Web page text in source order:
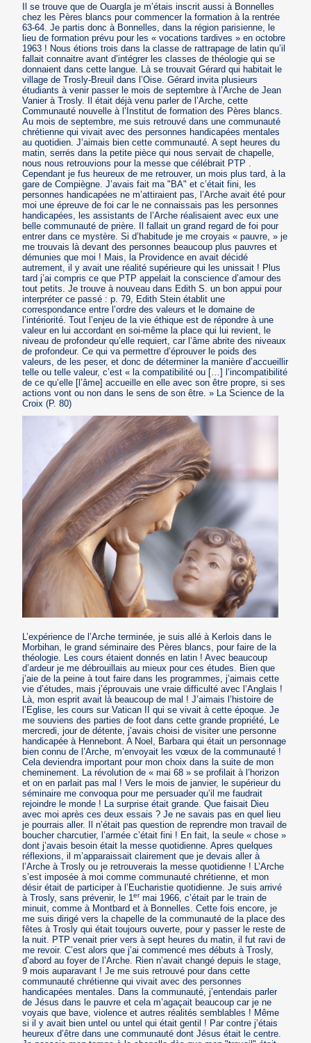
Il se trouve que de Ouargla je m’étais inscrit aussi à Bonnelles
chez les Pères blancs pour commencer la formation à la rentrée
63-64. Je partis donc à Bonnelles, dans la région parisienne, le
lieu de formation prévu pour les « vocations tardives » en octobre
1963 ! Nous étions trois dans la classe de rattrapage de latin qu’il
fallait connaitre avant d’intégrer les classes de théologie qui se
donnaient dans cette langue. Là se trouvait Gérard qui habitait le
village de Trosly-Breuil dans l’Oise. Gérard invita plusieurs
étudiants à venir passer le mois de septembre à l’Arche de Jean
Vanier à Trosly. Il était déjà venu parler de l’Arche, cette
Communauté nouvelle à l’Institut de formation des Pères blancs.
Au mois de septembre, me suis retrouvé dans une communauté
chrétienne qui vivait avec des personnes handicapées mentales
au quotidien. J’aimais bien cette communauté. A sept heures du
matin, serrés dans la petite pièce qui nous servait de chapelle,
nous nous retrouvions pour la messe que célébrait PTP .
Cependant je fus heureux de me retrouver, un mois plus tard, à la
gare de Compiègne. J’avais fait ma "BA" et c’était fini, les
personnes handicapées ne m’attiraient pas, l’Arche avait été pour
moi une épreuve de foi car le ne connaissais pas les personnes
handicapées, les assistants de l’Arche réalisaient avec eux une
belle communauté de prière. Il fallait un grand regard de foi pour
entrer dans ce mystère. Si d’habitude je me croyais « pauvre, » je
me trouvais là devant des personnes beaucoup plus pauvres et
démunies que moi ! Mais, la Providence en avait décidé
autrement, il y avait une réalité supérieure qui les unissait ! Plus
tard j’ai compris ce que PTP appelait la conscience d’amour des
tout petits. Je trouve à nouveau dans Edith S. un bon appui pour
interpréter ce passé : p. 79, Edith Stein établit une
correspondance entre l’ordre des valeurs et le domaine de
l’intériorité. Tout l’enjeu de la vie éthique est de répondre à une
valeur en lui accordant en soi-même la place qui lui revient, le
niveau de profondeur qu’elle requiert, car l’âme abrite des niveaux
de profondeur. Ce qui va permettre d’éprouver le poids des
valeurs, de les peser, et donc de déterminer la manière d’accueillir
telle ou telle valeur, c’est « la compatibilité ou […] l’incompatibilité
de ce qu’elle [l’âme] accueille en elle avec son être propre, si ses
actions vont ou non dans le sens de son être. » La Science de la
Croix (P. 80)
L’expérience de l’Arche terminée, je suis allé à Kerlois dans le
Morbihan, le grand séminaire des Pères blancs, pour faire de la
théologie. Les cours étaient donnés en latin ! Avec beaucoup
d’ardeur je me débrouillais au mieux pour ces études. Bien que
j’aie de la peine à tout faire dans les programmes, j’aimais cette
vie d’études, mais j’éprouvais une vraie difficulté avec l’Anglais !
Là, mon esprit avait là beaucoup de mal ! J’aimais l’histoire de
l’Eglise, les cours sur Vatican II qui se vivait à cette époque. Je
me souviens des parties de foot dans cette grande propriété, Le
mercredi, jour de détente, j’avais choisi de visiter une personne
handicapée à Hennebont. A Noel, Barbara qui était un personnage
bien connu de l’Arche, m’envoyait les vœux de la communauté !
Cela deviendra important pour mon choix dans la suite de mon
cheminement. La révolution de « mai 68 » se profilait à l’horizon
et on en parlait pas mal ! Vers le mois de janvier, le supérieur du
séminaire me convoqua pour me persuader qu’il me faudrait
rejoindre le monde ! La surprise était grande. Que faisait Dieu
avec moi après ces deux essais ? Je ne savais pas en quel lieu
je pourrais aller. Il n’était pas question de reprendre mon travail de
boucher charcutier, l’armée c’était fini ! En fait, la seule « chose »
dont j’avais besoin était la messe quotidienne. Apres quelques
réflexions, il m’apparaissait clairement que je devais aller à
l’Arche à Trosly ou je retrouverais la messe quotidienne ! L’Arche
s’est imposée à moi comme communauté chrétienne, et mon
désir était de participer à l’Eucharistie quotidienne. Je suis arrivé
à Trosly, sans prévenir, le 1ermai 1966, c’était par le train de
minuit, comme à Montbard et à Bonnelles. Cette fois encore, je
me suis dirigé vers la chapelle de la communauté de la place des
fêtes à Trosly qui était toujours ouverte, pour y passer le reste de
la nuit. PTP venait prier vers à sept heures du matin, il fut ravi de
me revoir. C’est alors que j’ai commencé mes débuts à Trosly,
d’abord au foyer de l’Arche. Rien n’avait changé depuis le stage,
9 mois auparavant ! Je me suis retrouvé pour dans cette
communauté chrétienne qui vivait avec des personnes
handicapées mentales. Dans la communauté, j’entendais parler
de Jésus dans le pauvre et cela m’agaçait beaucoup car je ne
voyais que bave, violence et autres réalités semblables ! Même
si il y avait bien untel ou untel qui était gentil ! Par contre j’étais
heureux d’être dans une communauté dont Jésus était le centre.